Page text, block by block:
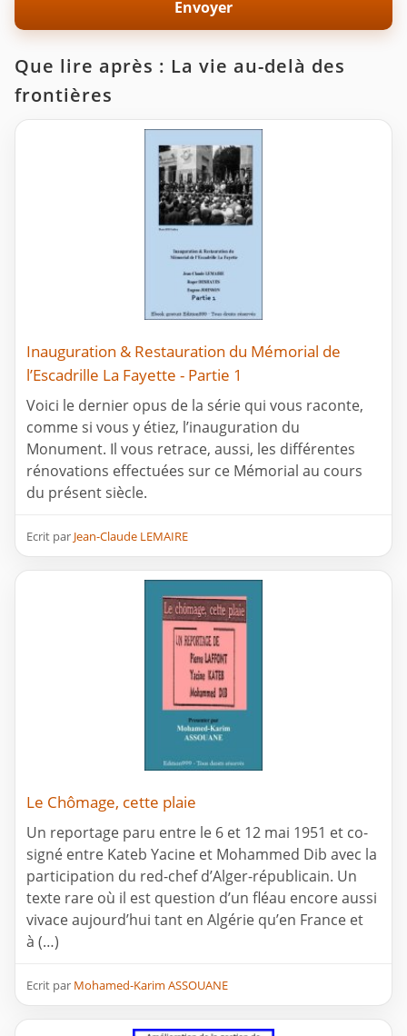
Que lire après : La vie au-delà des
frontières
Inauguration & Restauration du Mémorial de
l’Escadrille La Fayette - Partie 1
Voici le dernier opus de la série qui vous raconte,
comme si vous y étiez, l’inauguration du
Monument. Il vous retrace, aussi, les différentes
rénovations effectuées sur ce Mémorial au cours
du présent siècle.
Ecrit par Jean-Claude LEMAIRE
Le Chômage, cette plaie
Un reportage paru entre le 6 et 12 mai 1951 et co-
signé entre Kateb Yacine et Mohammed Dib avec la
participation du red-chef d’Alger-républicain. Un
texte rare où il est question d’un fléau encore aussi
vivace aujourd’hui tant en Algérie qu’en France et
à (…)
Ecrit par Mohamed-Karim ASSOUANE